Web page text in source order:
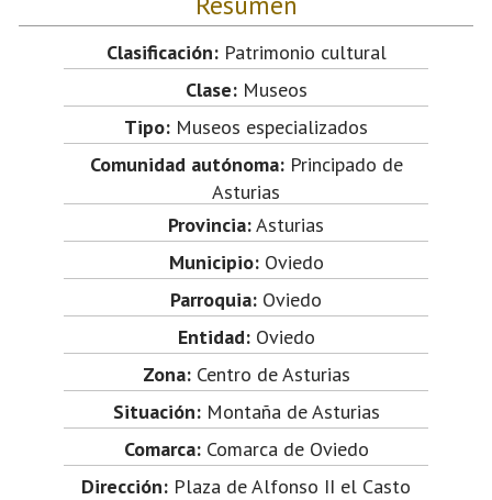
Clasificación:Patrimonio cultural
Clase:Museos
Tipo: Museos especializados
Comunidad autónoma:Principado de
Asturias
Provincia:Asturias
Municipio:Oviedo
Parroquia: Oviedo
Entidad:Oviedo
Zona:Centro de Asturias
Situación:Montaña de Asturias
Comarca:Comarca de Oviedo
Dirección: Plaza de Alfonso II el Casto